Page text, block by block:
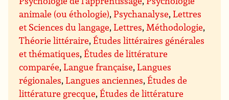
animale (ou éthologie),Psychanalyse,Lettres
et Sciences du langage,Lettres, Méthodologie,
Théorie littéraire,Études littéraires générales
et thématiques,Études de littérature
comparée,Langue française,Langues
régionales,Langues anciennes,Études de
littérature grecque,Études de littérature